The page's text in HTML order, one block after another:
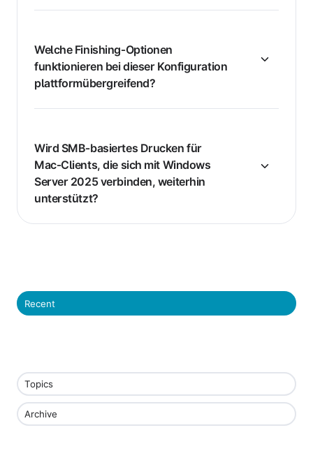
Welche Finishing‑Optionen
funktionieren bei dieser Konfiguration
plattformübergreifend?
Wird SMB‑basiertes Drucken für
Mac‑Clients, die sich mit Windows
Server 2025 verbinden, weiterhin
unterstützt?
Recent
Topics
Archive